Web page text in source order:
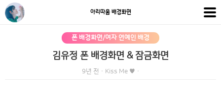
아리따움 배경화면
폰 배경화면/여자 연예인 배경
김유정 폰 배경화면 & 잠금화면
9년 전 · Kiss Me ♥ ·